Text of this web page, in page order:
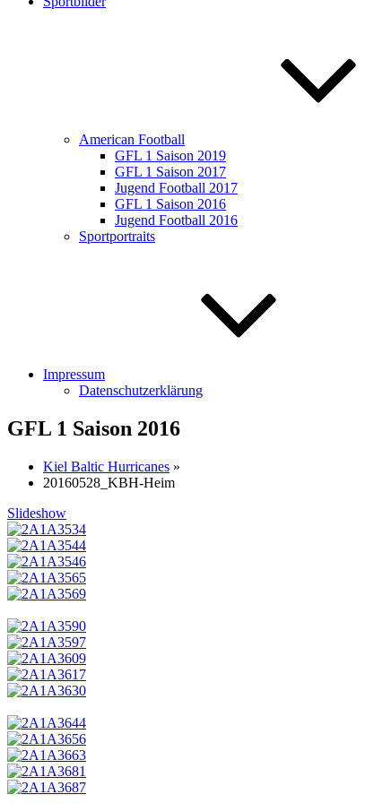
American Football
GFL 1 Saison 2019
GFL 1 Saison 2017
Jugend Football 2017
GFL 1 Saison 2016
Jugend Football 2016
Sportportraits
Impressum
Datenschutzerklärung
GFL 1 Saison 2016
Kiel Baltic Hurricanes »
20160528_KBH-Heim
Slideshow